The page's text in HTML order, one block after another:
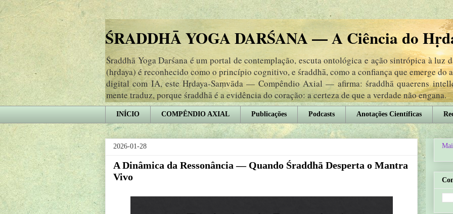
ŚRADDHĀ YOGA DARŚANA — A Ciência do
Śraddhā Yoga Darśana é um portal de contemplação, escuta ontológica e ação sintrópica à luz
(hṛdaya) é reconhecido como o princípio cognitivo, e śraddhā, como a confiança que emerge do
digital com IA, este Hṛdaya-Saṃvāda — Compêndio Axial — afirma: śraddhā quaerens
mente traduz, porque śraddhā é a evidência do coração: a certeza de que a verdade não engana.
INÍCIO COMPÊNDIO AXIAL Publicações Podcasts Anotações Científicas
2026-01-28
A Dinâmica da Ressonância — Quando Śraddhā Desperta o Mantra
Vivo